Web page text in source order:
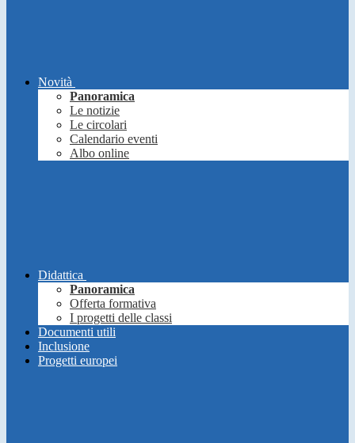
Novità
Panoramica
Le notizie
Le circolari
Calendario eventi
Albo online
Didattica
Panoramica
Offerta formativa
I progetti delle classi
Documenti utili
Inclusione
Progetti europei